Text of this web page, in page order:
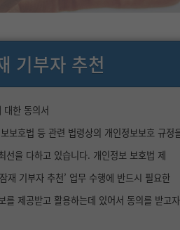
기부자 추천
한 동의서
보호법 등 관련 법령상의 개인정보보호 규정
선을 다하고 있습니다. 개인정보 보호법 제
재 기부자 추천’ 업무 수행에 반드시 필요한
를 제공받고 활용하는데 있어서 동의를 받고자